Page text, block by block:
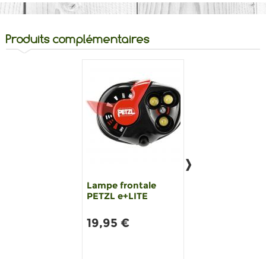
Produits complémentaires
Lampe frontale
PETZL e+LITE
19,95 €